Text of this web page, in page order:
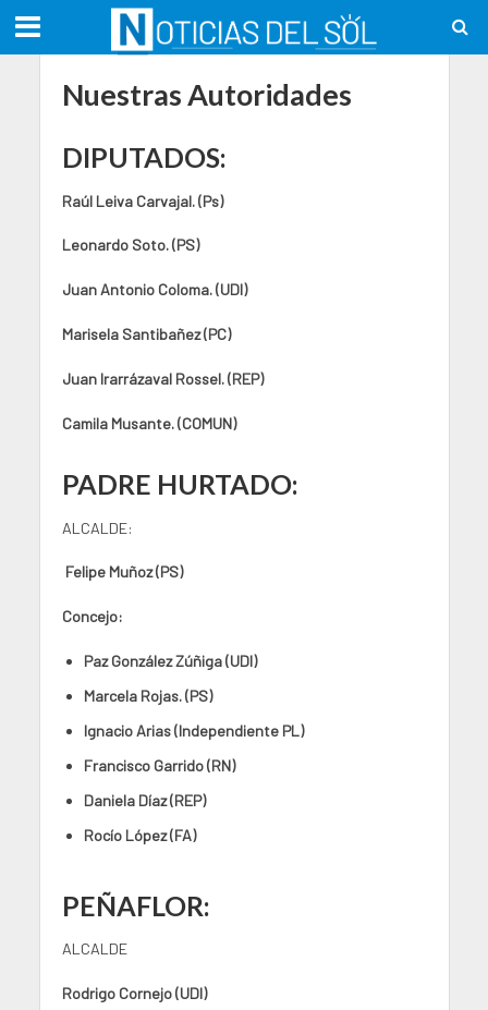
Nuestras Autoridades
DIPUTADOS:
Raúl Leiva Carvajal. (Ps)
Leonardo Soto. (PS)
Juan Antonio Coloma. (UDI)
Marisela Santibañez (PC)
Juan Irarrázaval Rossel. (REP)
Camila Musante. (COMUN)
PADRE HURTADO:
ALCALDE:
Felipe Muñoz (PS)
Concejo:
Paz González Zúñiga (UDI)
Marcela Rojas. (PS)
Ignacio Arias (Independiente PL)
Francisco Garrido (RN)
Daniela Díaz (REP)
Rocío López (FA)
PEÑAFLOR:
ALCALDE
Rodrigo Cornejo (UDI)